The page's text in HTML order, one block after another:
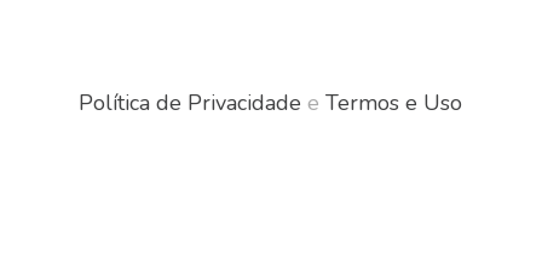
Política de Privacidade eTermos e Uso